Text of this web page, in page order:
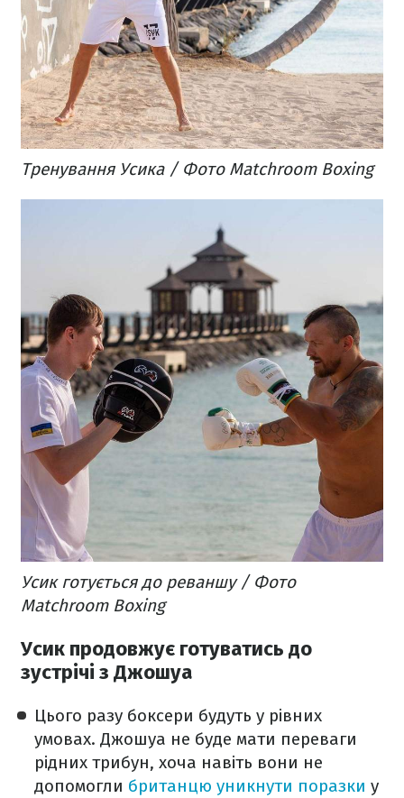
Тренування Усика / Фото Matchroom Boxing
Усик готується до реваншу / Фото
Matchroom Boxing
Усик продовжує готуватись до
зустрічі з Джошуа
Цього разу боксери будуть у рівних
умовах. Джошуа не буде мати переваги
рідних трибун, хоча навіть вони не
допомогли британцю уникнути поразки у